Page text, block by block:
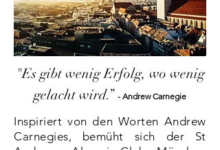
"Es gibt wenig Erfolg, wo wenig
gelacht wird.” - Andrew Carnegie
Inspiriert von den Worten Andrew
Carnegies, bemüht sich der St